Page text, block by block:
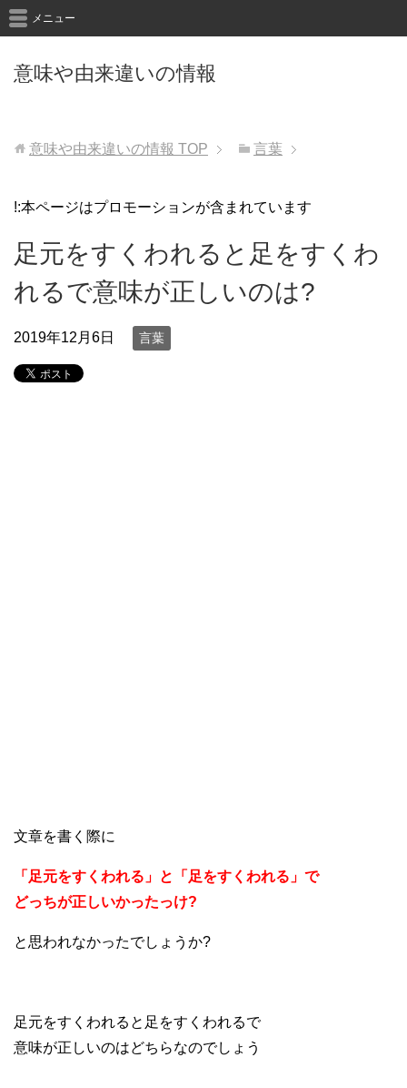
意味や由来違いの情報
メニュー
意味や由来違いの情報 TOP 言葉
!:本ページはプロモーションが含まれています
足元をすくわれると足をすくわ
れるで意味が正しいのは?
2019年12月6日 言葉
文章を書く際に
「足元をすくわれる」と「足をすくわれる」で
どっちが正しいかったっけ?
と思われなかったでしょうか?
足元をすくわれると足をすくわれるで
意味が正しいのはどちらなのでしょう